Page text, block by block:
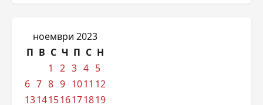
ноември 2023
П В С Ч П С Н
1
2 3 4 5
6 7 8 9 1011 12
13141516171819